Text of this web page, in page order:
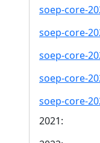
soep-core-
soep-core-
soep-core-
soep-core-
soep-core-
2021: